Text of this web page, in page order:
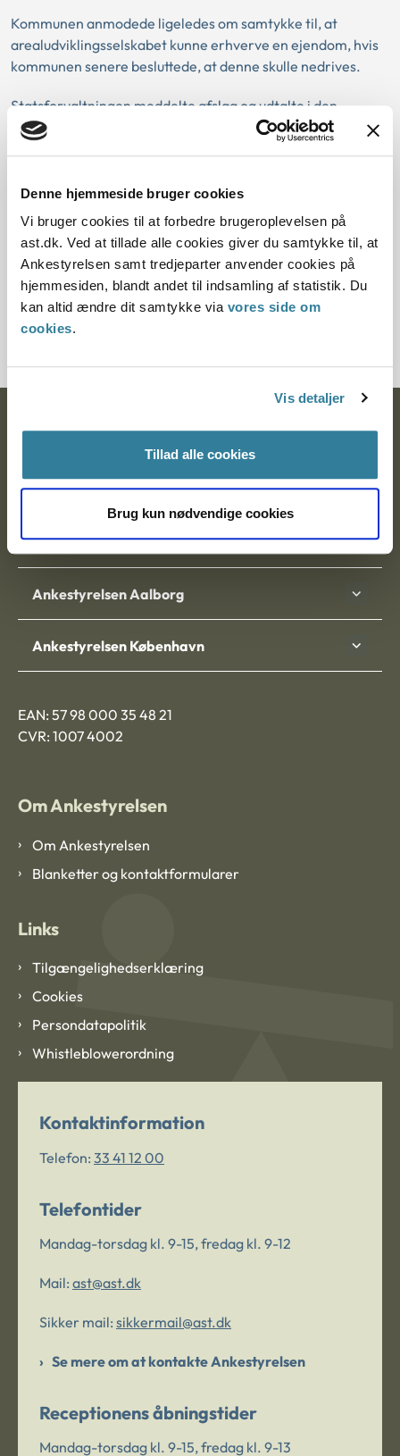
Denne hjemmeside bruger cookies
Vi bruger cookies til at forbedre brugeroplevelsen på
ast.dk. Ved at tillade alle cookies giver du samtykke til, at
Ankestyrelsen samt tredjeparter anvender cookies på
hjemmesiden, blandt andet til indsamling af statistik. Du
kan altid ændre dit samtykke via vores side om
cookies.
Vis detaljer
Tillad alle cookies
Brug kun nødvendige cookies
Kommunen anmodede ligeledes om samtykke til, at
arealudviklingsselskabet kunne erhverve en ejendom, hvis
kommunen senere besluttede, at denne skulle nedrives.
Statsforvaltningen meddelte afslag og udtalte i den
forbindelse, at fritagelse for offentligt udbud med
potentielt – behov for erhvervelse af netop den
omhandlede ejendom. Dette var ikke opfyldt, da salget var
afhængigt af en fremtidig, uvis kommunal beslutning.
Download PDF
Ankestyrelsen
Ankestyrelsen Aalborg
Ankestyrelsen København
EAN: 57 98 000 35 48 21
CVR: 1007 4002
Om Ankestyrelsen
Om Ankestyrelsen
Blanketter og kontaktformularer
Links
Tilgængelighedserklæring
Cookies
Persondatapolitik
Whistleblowerordning
Kontaktinformation
Telefon: 33 41 12 00
Telefontider
Mandag-torsdag kl. 9-15, fredag kl. 9-12
Mail: ast@ast.dk
Sikker mail: sikkermail@ast.dk
Se mere om at kontakte Ankestyrelsen
Receptionens åbningstider
Mandag-torsdag kl. 9-15, fredag kl. 9-13